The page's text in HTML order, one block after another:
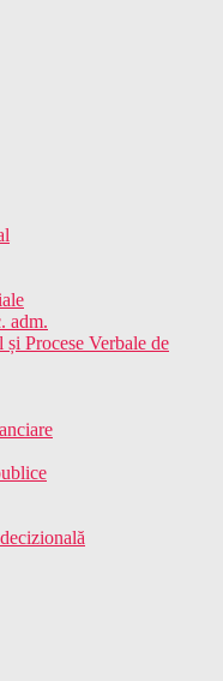
adm.
Procese Verbale de